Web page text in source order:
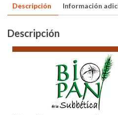
Descripción Información
Descripción